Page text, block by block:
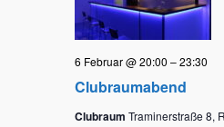
Clubraumabend
6 Februar @ 20:00 –23:30
Clubraum Traminerstraße 8,